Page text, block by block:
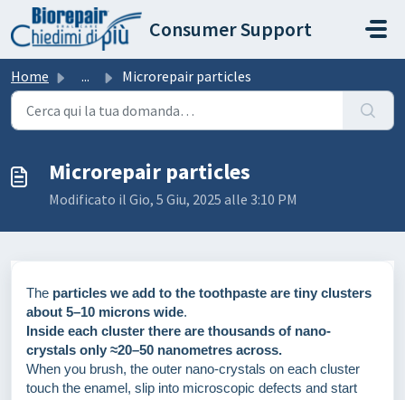
Salta al contenuto principale
Consumer Support
Home ... Microrepair particles
Microrepair particles
Modificato il Gio, 5 Giu, 2025 alle 3:10 PM
The particles we add to the toothpaste are tiny clusters
about 5–10 microns wide.
Inside each cluster there are thousands of nano-
crystals only ≈20–50 nanometres across.
When you brush, the outer nano-crystals on each cluster
touch the enamel, slip into microscopic defects and start